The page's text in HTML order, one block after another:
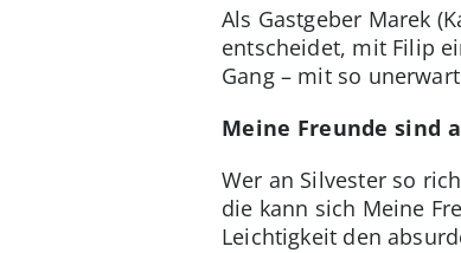
Als Gastgeber Marek
entscheidet, mit Filip
Gang – mit so
Meine Freunde sind
Wer an Silvester so
die kann sich Meine
Leichtigkeit den